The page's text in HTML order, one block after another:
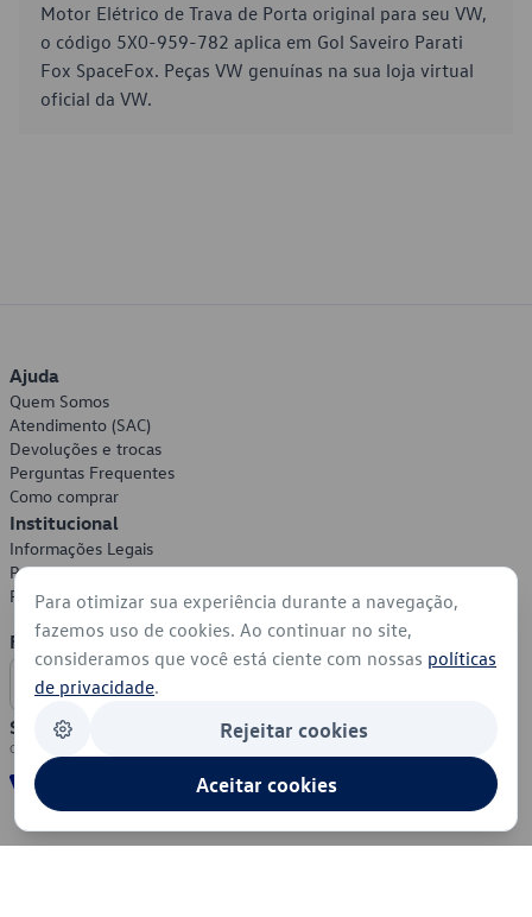
Motor Elétrico de Trava de Porta original para seu VW,
o código 5X0-959-782 aplica em Gol Saveiro Parati
Fox SpaceFox. Peças VW genuínas na sua loja virtual
oficial da VW.
Ajuda
Quem Somos
Atendimento (SAC)
Devoluções e trocas
Perguntas Frequentes
Como comprar
Institucional
Informações Legais
Política de Privacidade
Política de Cookies
Formas de Pagamento
Segurança
Para otimizar sua experiência durante a navegação,
fazemos uso de cookies. Ao continuar no site,
consideramos que você está ciente com nossas políticas
de privacidade.
Rejeitar cookies
Aceitar cookies